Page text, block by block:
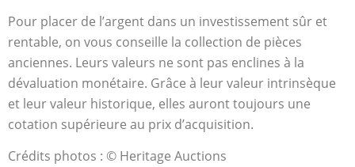
Pour placer de l’argent dans un investissement sûr et
rentable, on vous conseille la collection de pièces
anciennes. Leurs valeurs ne sont pas enclines à la
dévaluation monétaire. Grâce à leur valeur intrinsèque
et leur valeur historique, elles auront toujours une
cotation supérieure au prix d’acquisition.
Crédits photos : © Heritage Auctions